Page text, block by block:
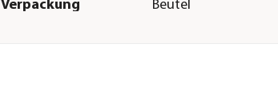
Verpackung
Beutel